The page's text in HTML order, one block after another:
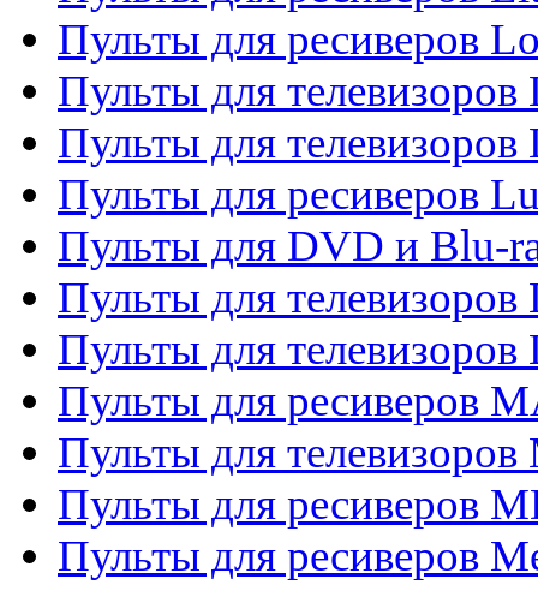
Пульты для ресиверов
Пульты для телевизоров
Пульты для
Пульты для ресиверов
Пульты для DVD и Blu-
Пульты для телевизоров
Пульты для телевизоров
Пульты для ресиверов
Пульты для телевизоров
Пульты для ресиверов
Пульты для ресиверов